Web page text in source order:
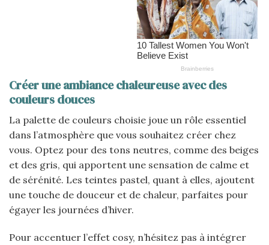
Créer une ambiance chaleureuse avec des
couleurs douces
La palette de couleurs choisie joue un rôle essentiel
dans l’atmosphère que vous souhaitez créer chez
vous. Optez pour des tons neutres, comme des beiges
et des gris, qui apportent une sensation de calme et
de sérénité. Les teintes pastel, quant à elles, ajoutent
une touche de douceur et de chaleur, parfaites pour
égayer les journées d’hiver.
Pour accentuer l’effet cosy, n’hésitez pas à intégrer